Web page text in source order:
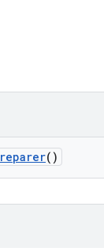
()